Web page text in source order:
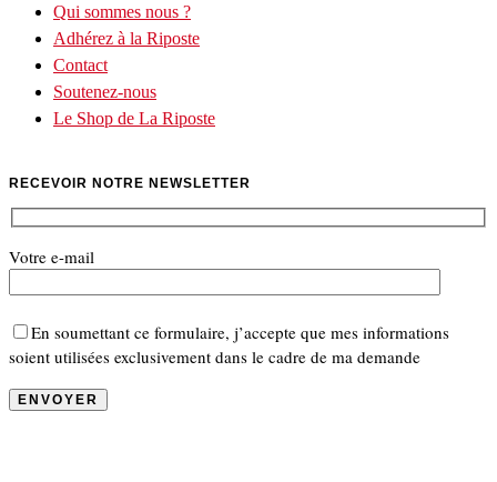
Qui sommes nous ?
Adhérez à la Riposte
Contact
Soutenez-nous
Le Shop de La Riposte
RECEVOIR NOTRE NEWSLETTER
Votre e-mail
En soumettant ce formulaire, j’accepte que mes informations
soient utilisées exclusivement dans le cadre de ma demande